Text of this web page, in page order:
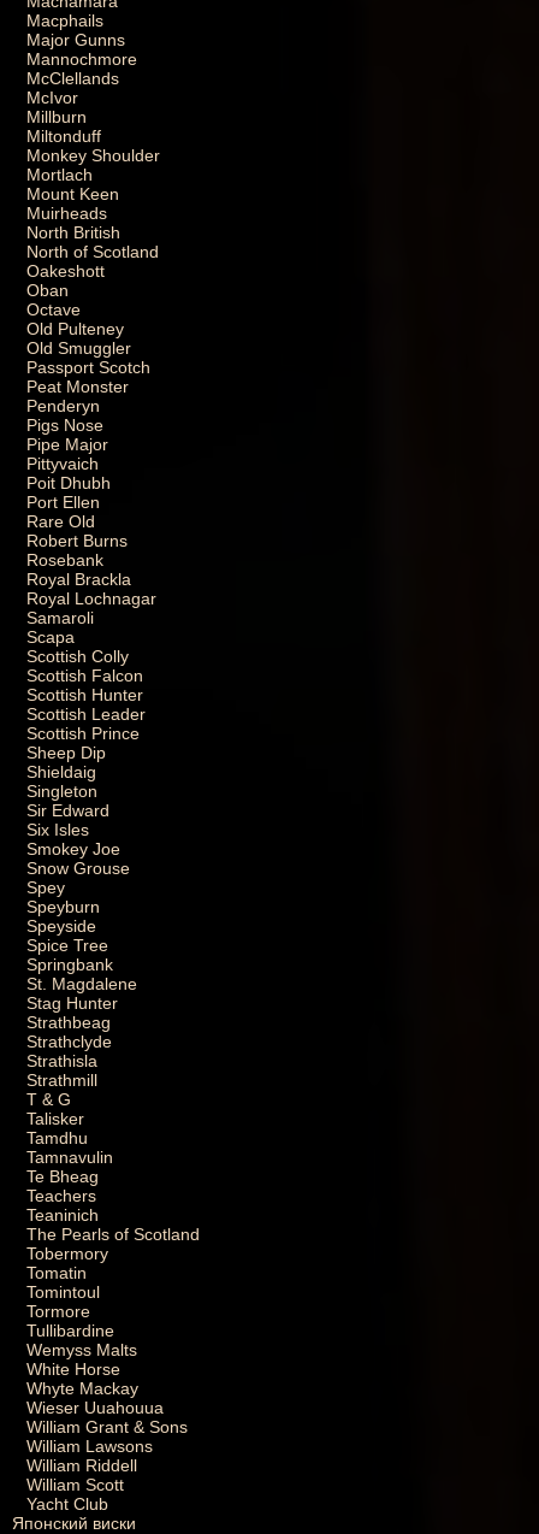
Macphails
Major Gunns
Mannochmore
McClellands
McIvor
Millburn
Miltonduff
Monkey Shoulder
Mortlach
Mount Keen
Muirheads
North British
North of Scotland
Oakeshott
Oban
Octave
Old Pulteney
Old Smuggler
Passport Scotch
Peat Monster
Penderyn
Pigs Nose
Pipe Major
Pittyvaich
Poit Dhubh
Port Ellen
Rare Old
Robert Burns
Rosebank
Royal Brackla
Royal Lochnagar
Samaroli
Scapa
Scottish Colly
Scottish Falcon
Scottish Hunter
Scottish Leader
Scottish Prince
Sheep Dip
Shieldaig
Singleton
Sir Edward
Six Isles
Smokey Joe
Snow Grouse
Spey
Speyburn
Speyside
Spice Tree
Springbank
St. Magdalene
Stag Hunter
Strathbeag
Strathclyde
Strathisla
Strathmill
T & G
Talisker
Tamdhu
Tamnavulin
Te Bheag
Teachers
Teaninich
The Pearls of Scotland
Tobermory
Tomatin
Tomintoul
Tormore
Tullibardine
Wemyss Malts
White Horse
Whyte Mackay
Wieser Uuahouua
William Grant & Sons
William Lawsons
William Riddell
William Scott
Yacht Club
Японский виски